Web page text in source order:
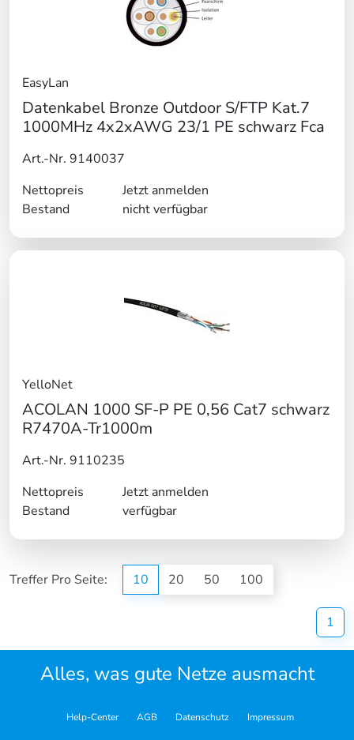
EasyLan
Datenkabel Bronze Outdoor S/FTP Kat.7
1000MHz 4x2xAWG 23/1 PE schwarz Fca
Art.-Nr. 9140037
Nettopreis
Jetzt anmelden
Bestand
nicht verfügbar
YelloNet
ACOLAN 1000 SF-P PE 0,56 Cat7 schwarz
R7470A-Tr1000m
Art.-Nr. 9110235
Nettopreis
Jetzt anmelden
Bestand
verfügbar
Treffer Pro Seite: 10 20 50 100
1
Alles, was gute Netze ausmacht
Help-Center AGB Datenschutz Impressum